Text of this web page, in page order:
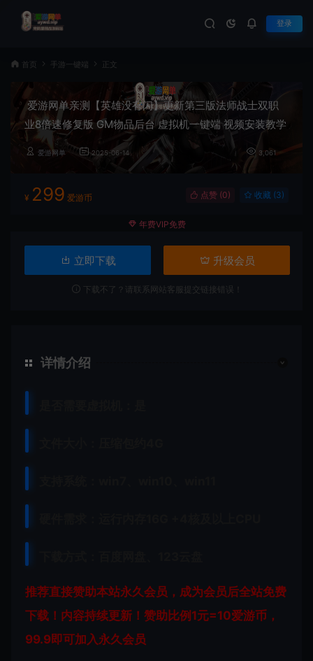
登录
首页 手游一键端 正文
爱游网单亲测【英雄没有闪】更新第三版法师战士双职
业8倍速修复版 GM物品后台 虚拟机一键端 视频安装教学
爱游网单 2025-06-14 3,061
¥ 299 爱游币 点赞 (0) 收藏 (3)
年费VIP免费
立即下载 升级会员
下载不了？请联系网站客服提交链接错误！
详情介绍
推荐直接赞助本站永久会员，成为会员后全站免费
下载！内容持续更新！赞助比例1元=10爱游币，
99.9即可加入永久会员